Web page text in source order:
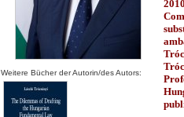
Weitere Bücher der Autorin/des Autors: